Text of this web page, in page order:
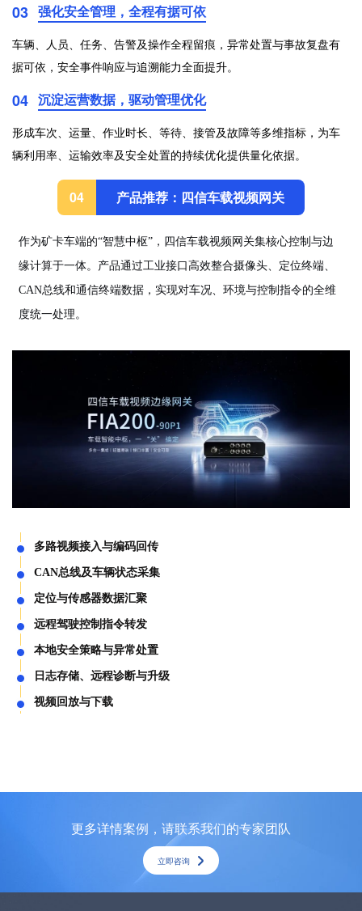
03 强化安全管理，全程有据可依
车辆、人员、任务、告警及操作全程留痕，异常处置与事故复盘有
据可依，安全事件响应与追溯能力全面提升。
04 沉淀运营数据，驱动管理优化
形成车次、运量、作业时长、等待、接管及故障等多维指标，为车
辆利用率、运输效率及安全处置的持续优化提供量化依据。
04 产品推荐：四信车载视频网关
作为矿卡车端的“智慧中枢”，四信车载视频网关集核心控制与边
缘计算于一体。产品通过工业接口高效整合摄像头、定位终端、
CAN总线和通信终端数据，实现对车况、环境与控制指令的全维
度统一处理。
多路视频接入与编码回传
CAN总线及车辆状态采集
定位与传感器数据汇聚
远程驾驶控制指令转发
本地安全策略与异常处置
日志存储、远程诊断与升级
视频回放与下载
更多详情案例，请联系我们的专家团队
立即咨询